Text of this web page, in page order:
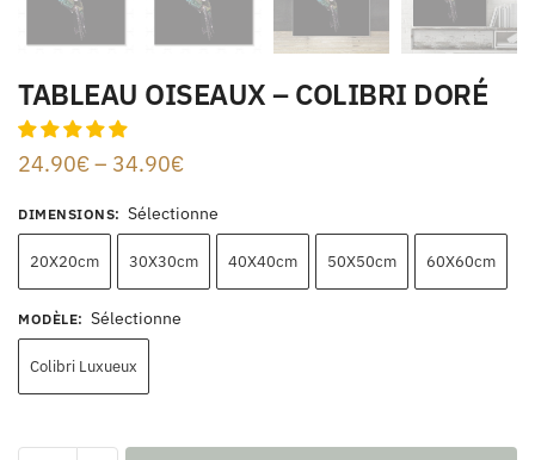
TABLEAU OISEAUX – COLIBRI DORÉ
24.90€– 34.90€
DIMENSIONS: Sélectionne
20X20cm 30X30cm 40X40cm 50X50cm 60X60cm
MODÈLE: Sélectionne
Colibri Luxueux